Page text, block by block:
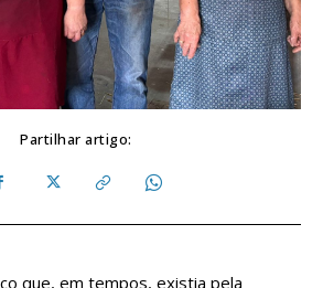
Partilhar artigo:
que, em tempos, existia pela